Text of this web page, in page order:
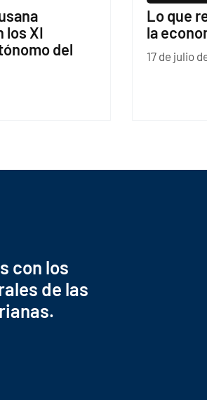
los XI
del
Lo que
la
17 de julio
con los
de las